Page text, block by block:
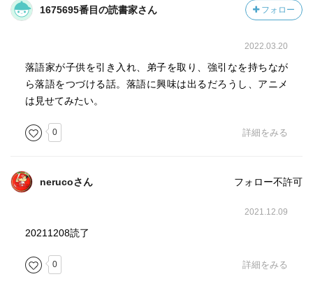
1675695番目の読書家さん フォロー
2022.03.20
落語家が子供を引き入れ、弟子を取り、強引なを持ちなが
ら落語をつづける話。落語に興味は出るだろうし、アニメ
は見せてみたい。
0 詳細をみる
nerucoさん フォロー不許可
2021.12.09
20211208読了
0 詳細をみる